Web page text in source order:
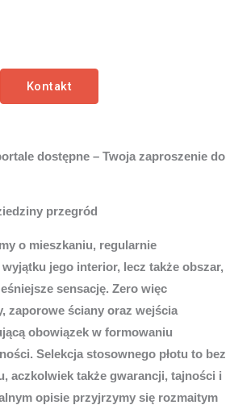
Kontakt
dostępne – Twoja zaproszenie do
przegród
o mieszkaniu, regularnie
jego interior, lecz także obszar,
sensację. Zero więc
zaporowe ściany oraz wejścia
obowiązek w formowaniu
Selekcja stosownego płotu to bez
aczkolwiek także gwarancji, tajności i
opisie przyjrzymy się rozmaitym